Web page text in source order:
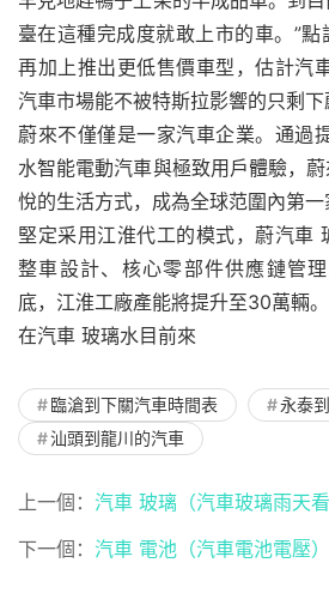
臺在這種完成度就敢上市的車。”點
再加上推出更低售價車型，估計汽
汽車市場能不被特斯拉影響的只剩下
蔚來不僅僅是一家汽車企業。通過
水智能電動汽車與極致用戶體驗，
悅的生活方式，成為全球范圍內第一
堅定采用江淮代工的模式，蔚汽車
整車設計、核心零部件供應鏈管
底，江淮工廠產能將提升至30萬輛。
在汽車 玻璃水目前來
臨滄到下關汽車時間表
永泰
汕頭到龍川的汽車
上一個： 汽車 玻璃（汽車玻璃雨天看
下一個： 汽車 電池（汽車電池電壓）